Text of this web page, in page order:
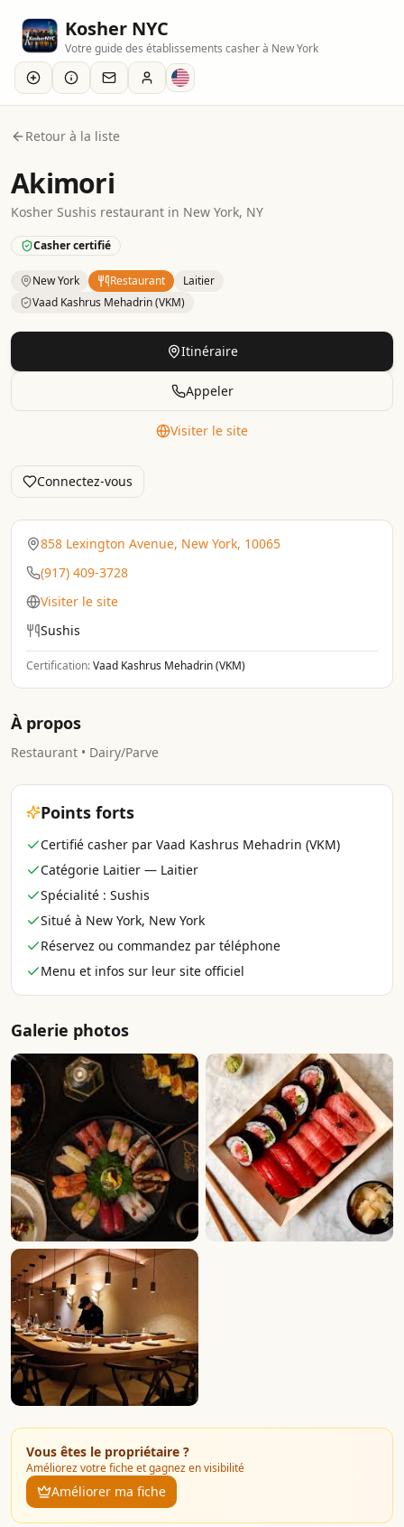
Kosher NYC
Votre guide des établissements casher à New York
Retour à la liste
Akimori
Kosher Sushis restaurant in New York, NY
Casher certifié
New York Restaurant
Laitier
Vaad Kashrus Mehadrin (VKM)
Kosher Category: Dairy.
Itinéraire
Appeler
Visiter le site
Connectez-vous
858 Lexington Avenue, New York, 10065
(917) 409-3728
Visiter le site
Sushis
Certification:Vaad Kashrus Mehadrin (VKM)
À propos
Restaurant • Dairy/Parve
Points forts
Certifié casher par Vaad Kashrus Mehadrin (VKM)
Catégorie Laitier — Laitier
Spécialité : Sushis
Situé à New York, New York
Réservez ou commandez par téléphone
Menu et infos sur leur site officiel
Galerie photos
Vous êtes le propriétaire ?
Améliorez votre fiche et gagnez en visibilité
Améliorer ma fiche